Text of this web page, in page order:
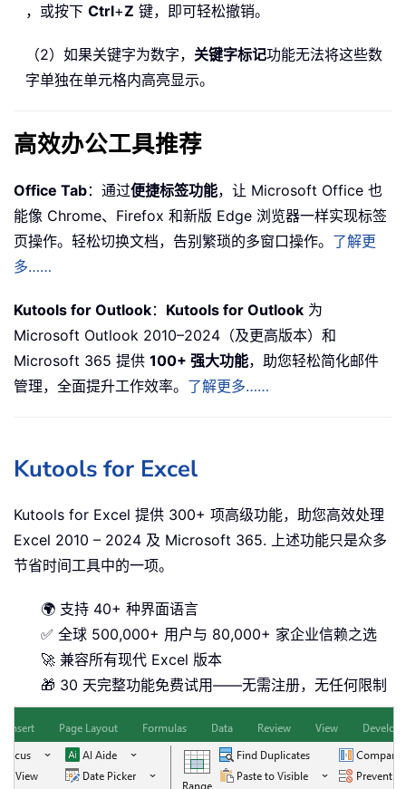
，或按下 Ctrl+Z 键，即可轻松撤销。
（2）如果关键字为数字， 关键字标记功能无法将这些数
字单独在单元格内高亮显示。
高效办公工具推荐
Office Tab：通过便捷标签功能，让 Microsoft Office 也
能像 Chrome、Firefox 和新版 Edge 浏览器一样实现标签
页操作。轻松切换文档，告别繁琐的多窗口操作。 了解更
多……
Kutools for Outlook： Kutools for Outlook 为
Microsoft Outlook 2010–2024（及更高版本）和
Microsoft 365 提供 100+ 强大功能，助您轻松简化邮件
管理，全面提升工作效率。 了解更多……
Kutools for Excel
Kutools for Excel 提供 300+ 项高级功能，助您高效处理
Excel 2010 – 2024 及 Microsoft 365. 上述功能只是众多
节省时间工具中的一项。
🌍 支持 40+ 种界面语言
✅ 全球 500,000+ 用户与 80,000+ 家企业信赖之选
🚀 兼容所有现代 Excel 版本
🎁 30 天完整功能免费试用——无需注册，无任何限制